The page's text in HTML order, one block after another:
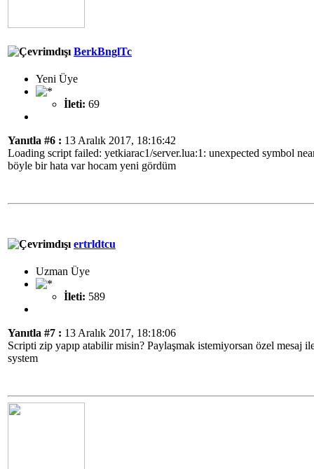
BerkBnglTc
Yeni Üye
İleti: 69
Yanıtla #6 : 13 Aralık 2017, 18:16:42
Loading script failed: yetkiarac1/server.lua:1: unexpected symbol
böyle bir hata var hocam yeni gördüm
ertrldtcu
Uzman Üye
İleti: 589
Yanıtla #7 : 13 Aralık 2017, 18:18:06
Scripti zip yapıp atabilir misin? Paylaşmak istemiyorsan özel mesaj
system